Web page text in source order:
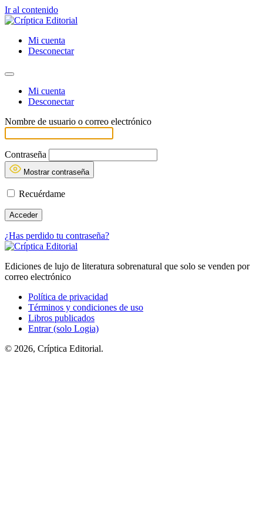
Ir al contenido
Mi cuenta
Desconectar
Mi cuenta
Desconectar
Nombre de usuario o correo electrónico
Contraseña
Mostrar contraseña
Recuérdame
¿Has perdido tu contraseña?
Ediciones de lujo de literatura sobrenatural que solo se venden por
correo electrónico
Política de privacidad
Términos y condiciones de uso
Libros publicados
Entrar (solo Logia)
© 2026, Críptica Editorial.